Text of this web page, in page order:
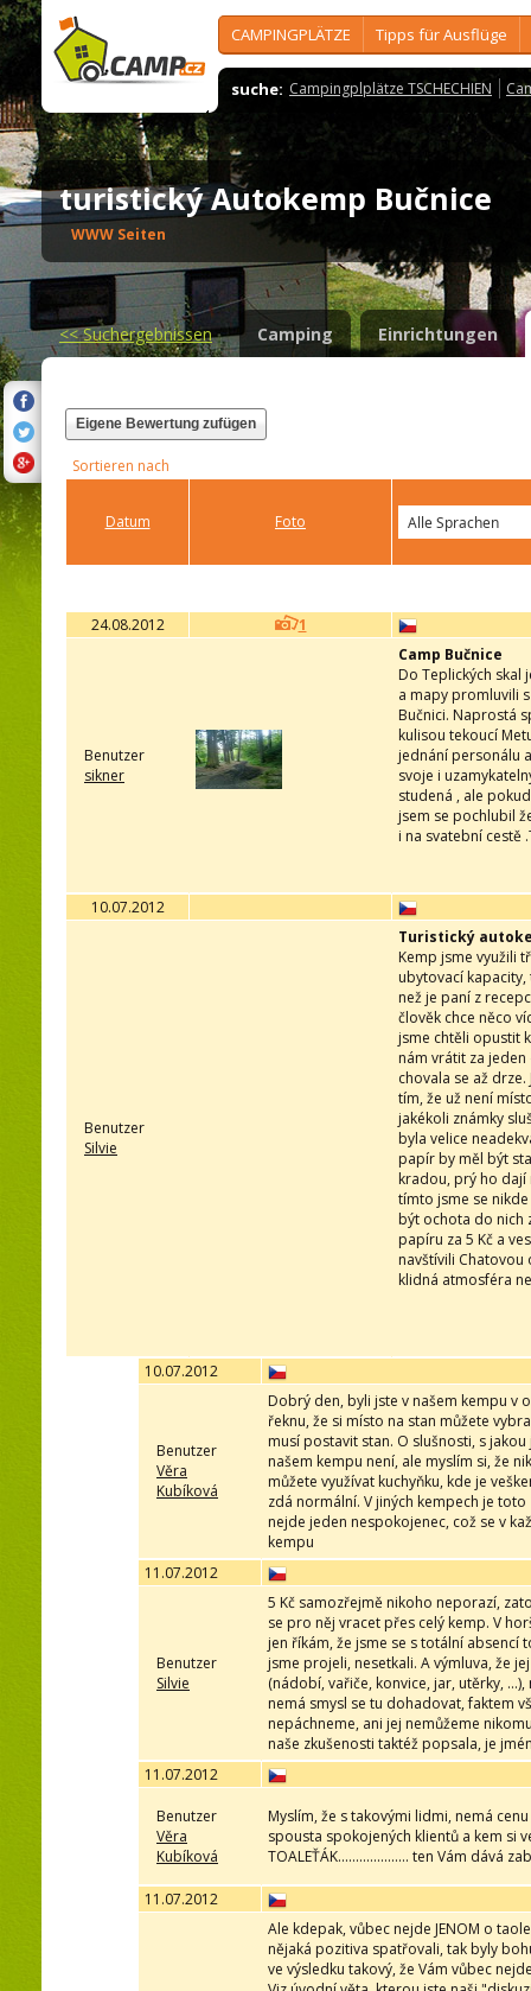
CAMPINGPLÄTZE Tipps für Ausflüge
suche: Campingplplätze TSCHECHIEN
turistický Autokemp Bučnice
WWW Seiten
<<Suchergebnissen Camping Einrichtungen
Eigene Bewertung zufügen
Sortieren nach
Datum Foto
24.08.2012 1
Benutzer
sikner
Camp Bučnice
Do Teplických
a mapy promluvili
Bučnici. Naprostá
kulisou tekoucí
jednání personálu
svoje i
studená , ale
jsem se pochlubil
i na svatební cestě
10.07.2012
Benutzer
Silvie
Turistický
Kemp jsme využili
ubytovací
než je paní z
člověk chce něco
jsme chtěli opustit
nám vrátit za
chovala se až
tím, že už není
jakékoli známky
byla velice
papír by měl být
kradou, prý ho dají
tímto jsme se
být ochota do nich
papíru za 5 Kč a
navštívili
klidná atmosféra
10.07.2012
Benutzer
Věra
Kubíková
Dobrý den, byli jste v našem kempu v
řeknu, že si místo na stan můžete
musí postavit stan. O slušnosti, s
našem kempu není, ale myslím si, že
můžete využívat kuchyňku, kde je
zdá normální. V jiných kempech je
nejde jeden nespokojenec, což se v
kempu
11.07.2012
Benutzer
Silvie
5 Kč samozřejmě nikoho neporazí,
se pro něj vracet přes celý kemp. V
jen říkám, že jsme se s totální absencí
jsme projeli, nesetkali. A výmluva, že
(nádobí, vařiče, konvice, jar, utěrky,
nemá smysl se tu dohadovat, faktem
nepáchneme, ani jej nemůžeme
naše zkušenosti taktéž popsala, je
11.07.2012
Benutzer
Věra
Kubíková
Myslím, že s takovými lidmi, nemá
spousta spokojených klientů a kem si
TOALEŤÁK.................... ten Vám dává
11.07.2012
Ale kdepak, vůbec nejde JENOM o
nějaká pozitiva spatřovali, tak byly
ve výsledku takový, že Vám vůbec